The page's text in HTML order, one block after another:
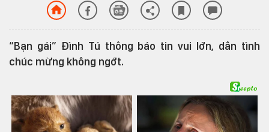
“Bạn gái” Đình Tú thông báo tin vui lớn, dân tình
chúc mừng không ngớt.